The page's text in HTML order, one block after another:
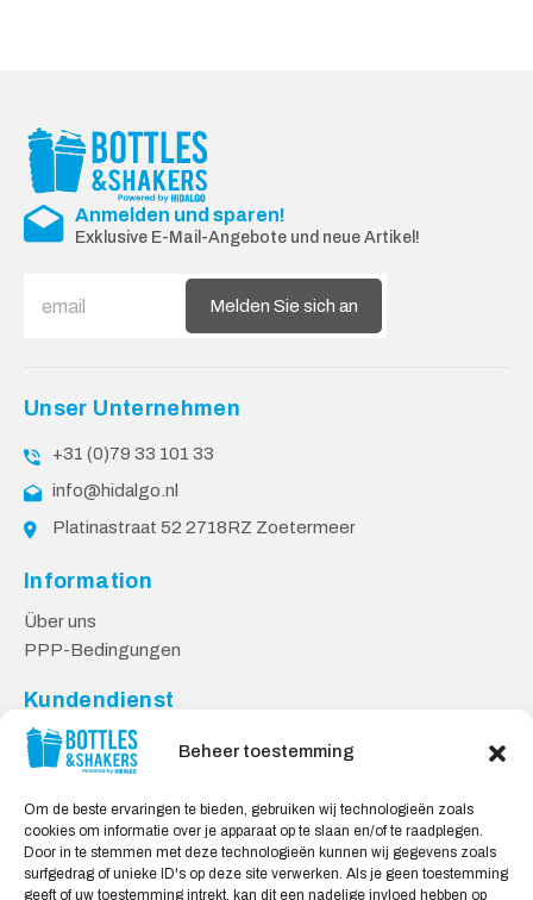
Beheer toestemming
Om de beste ervaringen te bieden, gebruiken wij technologieën zoals
cookies om informatie over je apparaat op te slaan en/of te raadplegen.
Door in te stemmen met deze technologieën kunnen wij gegevens zoals
surfgedrag of unieke ID's op deze site verwerken. Als je geen toestemming
geeft of uw toestemming intrekt, kan dit een nadelige invloed hebben op
Anmelden und sparen!
Exklusive E-Mail-Angebote und neue Artikel!
Melden Sie sich an
Unser Unternehmen
+31 (0)79 33 101 33
info@hidalgo.nl
Platinastraat 52 2718RZ Zoetermeer
Information
Über uns
PPP-Bedingungen
Kundendienst
Kontakt
Lieferung & Rücksendungen
Sicheres Einkaufen
Mein Konto